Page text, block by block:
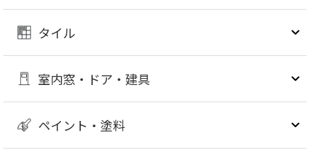
タイル
室内窓・ドア・建具
ペイント・塗料